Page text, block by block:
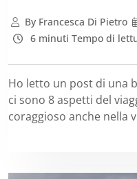
ByFrancesca Di Pietro
6 minuti Tempo di
Ho letto un post di una
ci sono 8 aspetti del
coraggioso anche nella